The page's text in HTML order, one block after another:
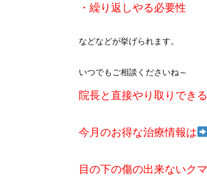
・繰り返しやる必要性
などなどが挙げられます。
いつでもご相談くださいね～
院長と直接やり取りでき
今月のお得な治療情報は
目の下の傷の出来ないク